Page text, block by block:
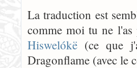
La traduction est
comme moi tu ne
Hiswelókë (ce que
Dragonflame (avec le